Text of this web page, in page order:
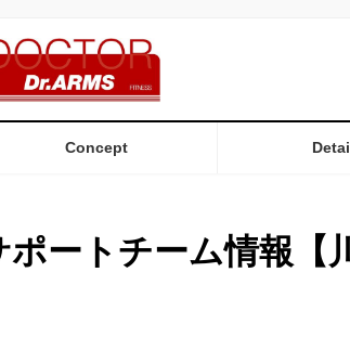
Concept
ポートチーム情報【